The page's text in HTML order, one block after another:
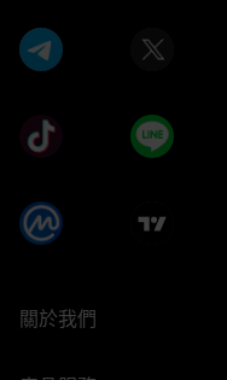
關於我們